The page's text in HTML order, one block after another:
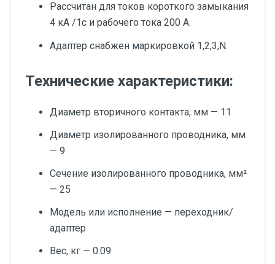
Рассчитан для токов короткого замыкания
4 кА /1с и рабочего тока 200 А.
Адаптер снабжен маркировкой 1,2,3,N.
Технические характеристики:
Диаметр вторичного контакта, мм — 11
Диаметр изолированного проводника, мм
— 9
Сечение изолированного проводника, мм²
— 25
Модель или исполнение — переходник/
адаптер
Вес, кг — 0.09